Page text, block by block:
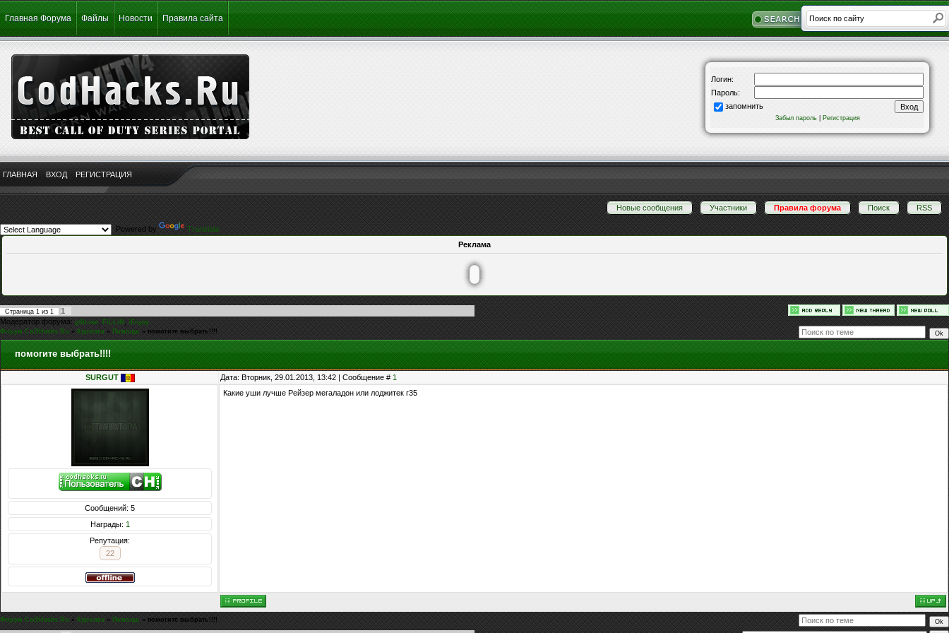
Главная Форума Файлы Новости Правила сайта
ГЛАВНАЯ ВХОД РЕГИСТРАЦИЯ
Логин:
Пароль:
запомнить
Забыл пароль| Регистрация
Новые сообщения · Участники · Правила форума · Поиск · RSS
Powered by
Translate
Реклама
Страница 1 из 1
1
Модератор форума:g0d-me, FiLLiN,iEnjoy
Форум CoDHacks.Ru » Курилка » Помощь » помогите выбрать!!!!
помогите выбрать!!!!
SURGUT Дата: Вторник, 29.01.2013, 13:42 | Сообщение # 1
Сообщений: 5
Награды: 1
Репутация:
22
Какие уши лучше Рейзер мегаладон или лоджитек г35
Форум CoDHacks.Ru » Курилка » Помощь » помогите выбрать!!!!